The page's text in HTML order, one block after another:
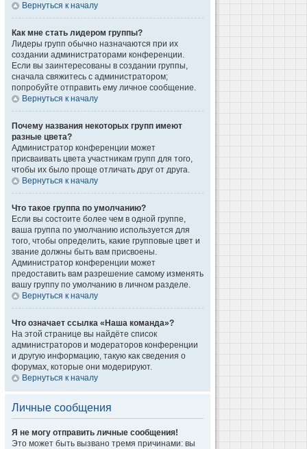
Вернуться к началу
Как мне стать лидером группы?
Лидеры групп обычно назначаются при их
создании администраторами конференции.
Если вы заинтересованы в создании группы,
сначала свяжитесь с администратором;
попробуйте отправить ему личное сообщение.
Вернуться к началу
Почему названия некоторых групп имеют
разные цвета?
Администратор конференции может
присваивать цвета участникам групп для того,
чтобы их было проще отличать друг от друга.
Вернуться к началу
Что такое группа по умолчанию?
Если вы состоите более чем в одной группе,
ваша группа по умолчанию используется для
того, чтобы определить, какие групповые цвет и
звание должны быть вам присвоены.
Администратор конференции может
предоставить вам разрешение самому изменять
вашу группу по умолчанию в личном разделе.
Вернуться к началу
Что означает ссылка «Наша команда»?
На этой странице вы найдёте список
администраторов и модераторов конференции
и другую информацию, такую как сведения о
форумах, которые они модерируют.
Вернуться к началу
Личные сообщения
Я не могу отправить личные сообщения!
Это может быть вызвано тремя причинами: вы